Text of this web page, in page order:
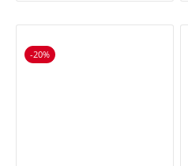
-20%